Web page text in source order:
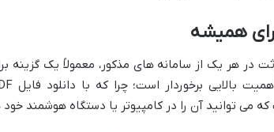
هر یک از سامانه های مذکور، معمولاً یک گزینه
می توانید آن را در کامپیوتر یا دستگاه هوشمند خود